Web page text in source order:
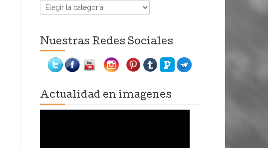
Categorías
Nuestras Redes Sociales
Actualidad en imagenes